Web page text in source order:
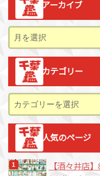
アーカイブ
ー
カ
カテゴリー
テ
ゴ
人気のページ
【酒々井店